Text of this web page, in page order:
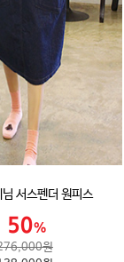
님 서스펜더 원피스
원